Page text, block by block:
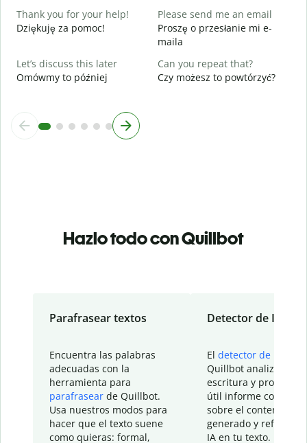
Thank you for your help!
Dziękuję za pomoc!
Please send me an email
Proszę o przesłanie mi e-
maila
Let’s discuss this later
Omówmy to później
Can you repeat that?
Czy możesz to powtórzyć?
Hazlo todo con Quillbot
Parafrasear textos
Encuentra las palabras
adecuadas con la
herramienta para
parafrasear de Quillbot.
Usa nuestros modos para
hacer que el texto suene
como quieras: formal,
Detector de IA
El detector de IA
Quillbot analiza tu
escritura y
útil informe con
sobre el contenido
generado y refinado
IA en tu texto.